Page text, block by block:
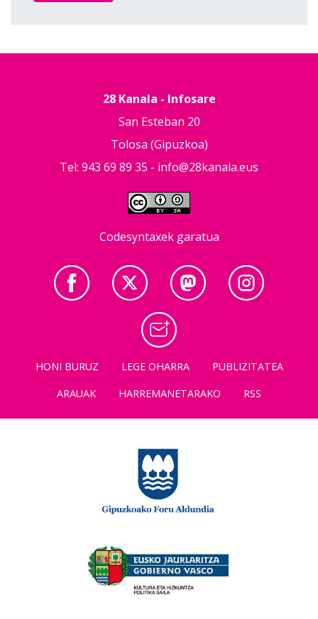
28 Kanala - Infosare
San Esteban 20
Tolosa (Gipuzkoa)
Tel: 943 69 89 35 - info@28kanala.eus
Codesyntaxek garatua
HONI BURUZ LEGE OHARRA
PUBLIZITATEA
ARAUAK
HARREMANETARAKO RSS